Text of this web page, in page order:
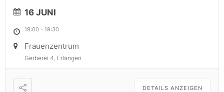
16 JUNI
18:00 - 19:30
Frauenzentrum
Gerberei 4, Erlangen
DETAILS ANZEIGEN